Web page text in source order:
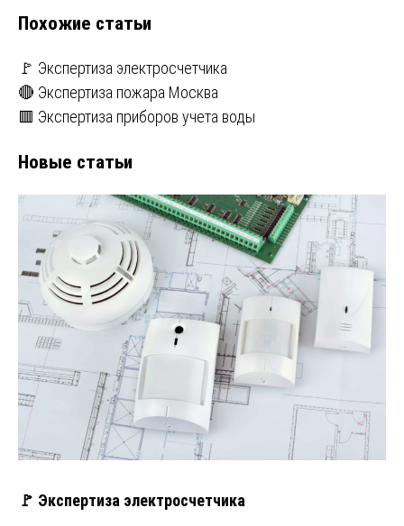
Похожие статьи
🚩 Экспертиза электросчетчика
🔴 Экспертиза пожара Москва
🟥 Экспертиза приборов учета воды
Новые статьи
🚩 Экспертиза электросчетчика